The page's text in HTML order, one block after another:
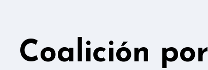
Coalición por